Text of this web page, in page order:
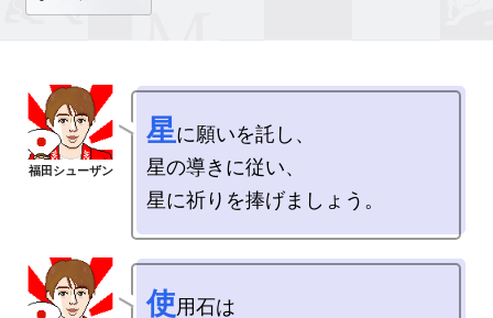
星に願いを託し、
星の導きに従い、
使用石は